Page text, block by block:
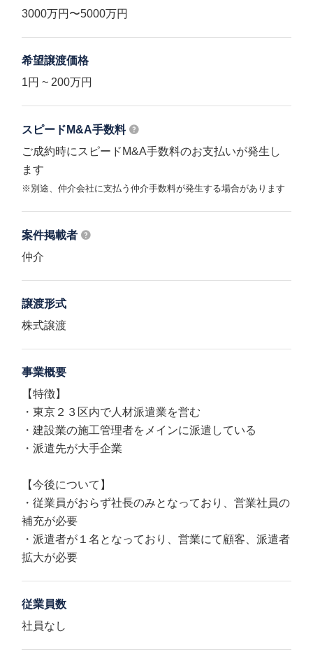
3000万円〜5000万円
希望譲渡価格
1円 ~ 200万円
スピードM&A手数料
ご成約時にスピードM&A手数料のお支払いが発生し
ます
※別途、仲介会社に支払う仲介手数料が発生する場合があります
案件掲載者
仲介
譲渡形式
株式譲渡
事業概要
【特徴】
・東京２３区内で人材派遣業を営む
・建設業の施工管理者をメインに派遣している
・派遣先が大手企業
【今後について】
・従業員がおらず社長のみとなっており、営業社員の
補充が必要
・派遣者が１名となっており、営業にて顧客、派遣者
拡大が必要
従業員数
社員なし